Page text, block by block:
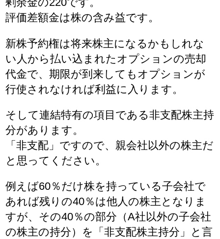
評価差額金は株の含み益です。
新株予約権は将来株主になるかもしれな
い人から払い込まれたオプションの売却
代金で、期限が到来してもオプションが
行使されなければ利益に入ります。
そして連結特有の項目である非支配株主持
分があります。
「非支配」ですので、親会社以外の株主だ
と思ってください。
例えば60％だけ株を持っている子会社で
あれば残りの40％は他人の株主となりま
すが、その40％の部分（A社以外の子会社
の株主の持分）を「非支配株主持分」と言